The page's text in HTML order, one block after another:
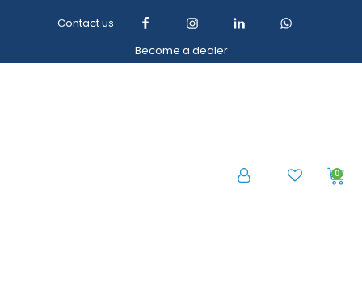
Contact us
Become a dealer
0